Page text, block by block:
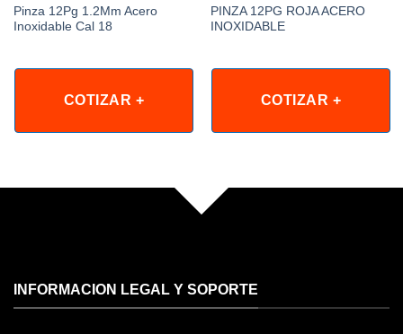
Pinza 12Pg 1.2Mm Acero
Inoxidable Cal 18
COTIZAR +
PINZA 12PG ROJA ACERO
INOXIDABLE
COTIZAR +
INFORMACION LEGAL Y SOPORTE